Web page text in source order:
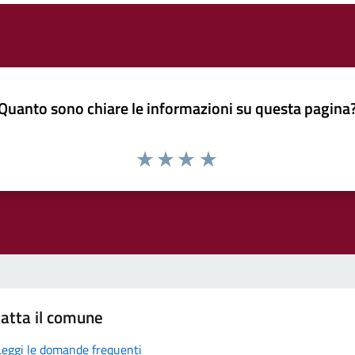
sono chiare le informazioni su questa
il comune
le domande frequenti